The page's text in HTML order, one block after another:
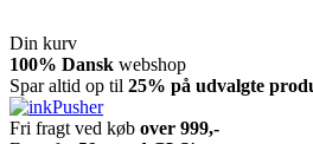
Din kurv
Spring
til
indhold
100% Dansk webshop
Spar altid op til 25% på udvalgte
Fri fragt ved køb over 999,-